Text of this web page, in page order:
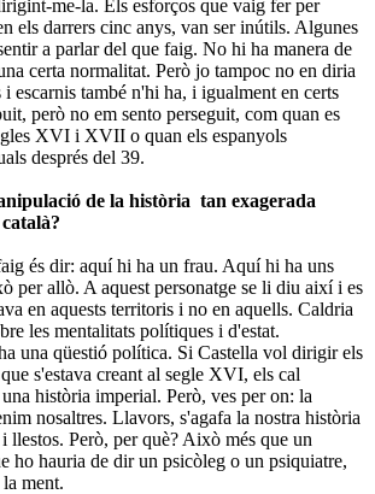
me-la. Els esforços que vaig fer per
els darrers cinc anys, van ser inútils. Algunes
a parlar del que faig. No hi ha manera de
certa normalitat. Però jo tampoc no en diria
escarnis també n'hi ha, i igualment en certs
però no em sento perseguit, com quan es
XVI i XVII o quan els espanyols
després del 39.
de la història tan exagerada
és dir: aquí hi ha un frau. Aquí hi ha uns
per allò. A aquest personatge se li diu així i es
en aquests territoris i no en aquells. Caldria
les mentalitats polítiques i d'estat.
una qüestió política. Si Castella vol dirigir els
s'estava creant al segle XVI, els cal
història imperial. Però, ves per on: la
nosaltres. Llavors, s'agafa la nostra història
llestos. Però, per què? Això més que un
ho hauria de dir un psicòleg o un psiquiatre,
ment.